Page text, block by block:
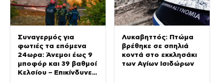
Συναγερμός για
φωτιές τα επόμενα
24ωρα: Άνεμοι έως 9
μποφόρ και 39 βαθμοί
Κελσίου – Επικίνδυνες
Λυκαβηττός: Πτώμα
βρέθηκε σε σπηλιά
κοντά στο εκκλησάκι
των Αγίων Ισιδώρων